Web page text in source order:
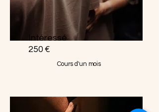
Intéressé
250 €
Cours d'un mois